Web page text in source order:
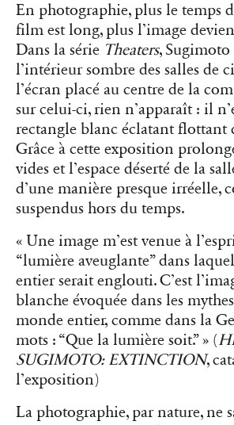
En photographie, plus le temps
film est long, plus l’image
Dans la série Theaters,
l’intérieur sombre des salles de
l’écran placé au centre de la
sur celui-ci, rien n’apparaît : il
rectangle blanc éclatant flottant
Grâce à cette exposition
vides et l’espace déserté de la
d’une manière presque irréelle,
suspendus hors du temps.
« Une image m’est venue à
“lumière aveuglante” dans
entier serait englouti. C’est
blanche évoquée dans les
monde entier, comme dans la
mots : “Que la lumière soit.” » (
SUGIMOTO: EXTINCTION,
l’exposition)
La photographie, par nature, ne